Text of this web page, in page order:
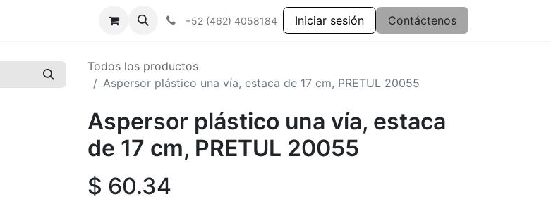
+52 (462) 4058184 Iniciar sesión Contáctenos
Todos los productos
Aspersor plástico una vía, estaca de 17 cm, PRETUL 20055
Aspersor plástico una vía, estaca
de 17 cm, PRETUL 20055
$ 60.34